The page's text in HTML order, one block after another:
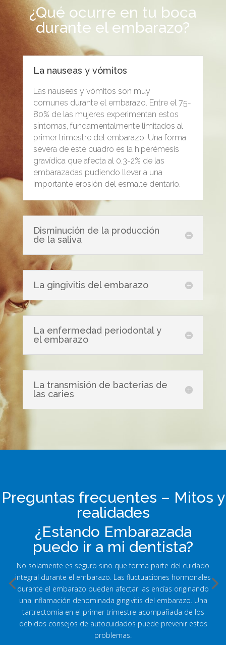
¿Qué ocurre en tu boca
durante el embarazo?
La nauseas y vómitos
Las nauseas y vómitos son muy
comunes durante el embarazo. Entre el 75-
80% de las mujeres experimentan estos
síntomas, fundamentalmente limitados al
primer trimestre del embarazo. Una forma
severa de este cuadro es la hiperémesis
gravídica que afecta al 0.3-2% de las
embarazadas pudiendo llevar a una
importante erosión del esmalte dentario.
Disminución de la producción
de la saliva
La gingivitis del embarazo
La enfermedad periodontal y
el embarazo
La transmisión de bacterias de
las caries
Preguntas frecuentes – Mitos y
realidades
¿Estando Embarazada
puedo ir a mi dentista?
No solamente es seguro sino que forma parte del cuidado
integral durante el embarazo. Las fluctuaciones hormonales
durante el embarazo pueden afectar las encías originando
una inflamación denominada gingivitis del embarazo. Una
tartrectomia en el primer trimestre acompañada de los
debidos consejos de autocuidados puede prevenir estos
problemas.